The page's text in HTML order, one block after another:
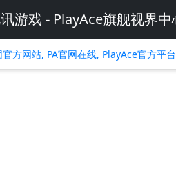
游戏 - PlayAce旗舰视界中
官方网站, PA官网在线, PlayAce官方平